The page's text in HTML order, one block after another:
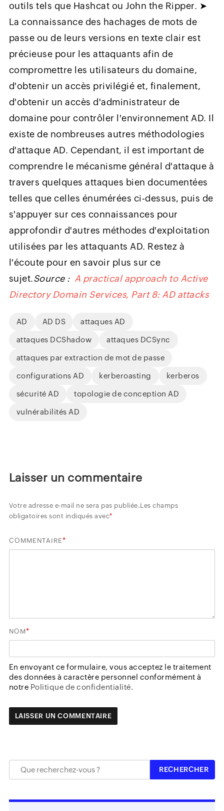
outils tels que Hashcat ou John the Ripper. ➤
La connaissance des hachages de mots de
passe ou de leurs versions en texte clair est
précieuse pour les attaquants afin de
compromettre les utilisateurs du domaine,
d'obtenir un accès privilégié et, finalement,
d'obtenir un accès d'administrateur de
domaine pour contrôler l'environnement AD. Il
existe de nombreuses autres méthodologies
d'attaque AD. Cependant, il est important de
comprendre le mécanisme général d'attaque à
travers quelques attaques bien documentées
telles que celles énumérées ci-dessus, puis de
s'appuyer sur ces connaissances pour
approfondir d'autres méthodes d'exploitation
utilisées par les attaquants AD. Restez à
l'écoute pour en savoir plus sur ce
sujet.Source : A practical approach to Active
Directory Domain Services, Part 8: AD attacks
AD AD DS attaques AD
attaques DCShadow attaques DCSync
attaques par extraction de mot de passe
configurations AD kerberoasting kerberos
sécurité AD topologie de conception AD
vulnérabilités AD
Laisser un commentaire
Votre adresse e-mail ne sera pas publiée.Les champs
obligatoires sont indiqués avec*
COMMENTAIRE*
NOM*
En envoyant ce formulaire, vous acceptez le traitement
des données à caractère personnel conformément à
notre Politique de confidentialité.